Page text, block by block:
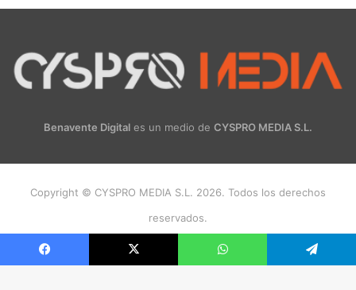
Benavente Digital es un medio de CYSPRO MEDIA S.L.
Copyright © CYSPRO MEDIA S.L. 2026. Todos los derechos
reservados.
Instagram
Facebook X WhatsApp Telegram